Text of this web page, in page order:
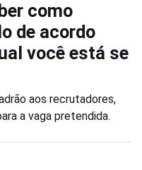
como
de acordo
você está se
aos recrutadores,
a vaga pretendida.